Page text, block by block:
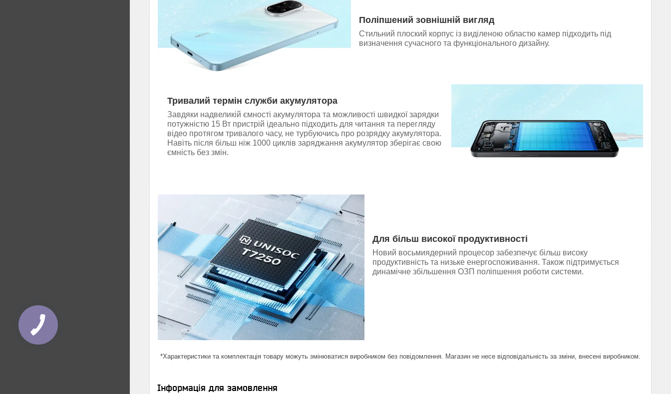
Поліпшений зовнішній вигляд
Стильний плоский корпус із виділеною областю камер підходить під
визначення сучасного та функціонального дизайну.
Тривалий термін служби акумулятора
Завдяки надвеликій ємності акумулятора та можливості швидкої зарядки
потужністю 15 Вт пристрій ідеально підходить для читання та перегляду
відео протягом тривалого часу, не турбуючись про розрядку акумулятора.
Навіть після більш ніж 1000 циклів заряджання акумулятор зберігає свою
ємність без змін.
Для більш високої продуктивності
Новий восьмиядерний процесор забезпечує більш високу
продуктивність та низьке енергоспоживання. Також підтримується
динамічне збільшення ОЗП поліпшення роботи системи.
*Характеристики та комплектація товару можуть змінюватися виробником без повідомлення. Магазин не несе відповідальність за зміни, внесені виробником.
Інформація для замовлення